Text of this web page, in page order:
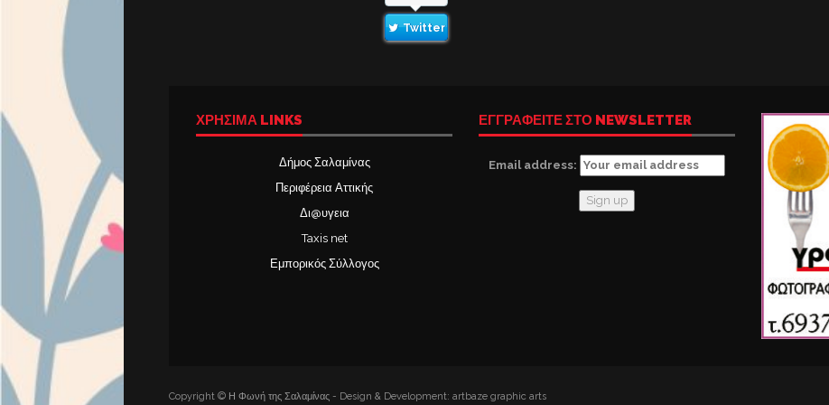
Twitter
ΧΡΉΣΙΜΑ LINKS
Δήμος Σαλαμίνας
Περιφέρεια Αττικής
Δι@υγεια
Taxis net
Εμπορικός Σύλλογος
ΕΓΓΡΑΦΕΙΤΕ ΣΤΟ NEWSLETTER
Email address:
Copyright © Η Φωνή της Σαλαμίνας - Design & Development: artbaze graphic arts